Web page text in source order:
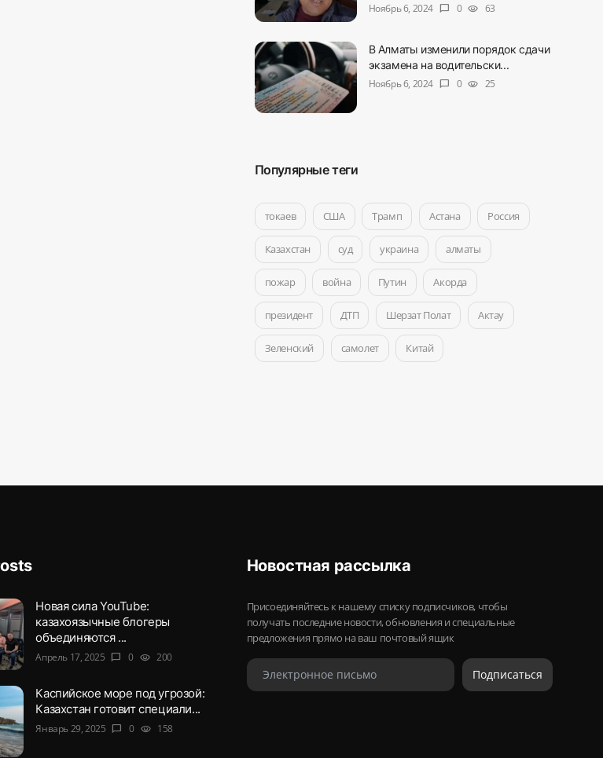
Ноябрь 6, 2024
chat_bubble 0 visibility 63
В Алматы изменили порядок сдачи
экзамена на водительски...
Ноябрь 6, 2024
chat_bubble 0 visibility 25
Популярные теги
токаев США Трамп Астана Россия
Казахстан суд украина алматы
пожар война Путин Акорда
президент ДТП Шерзат Полат Актау
Зеленский самолет Китай
Новая сила YouTube:
казахоязычные блогеры
объединяются ...
Апрель 17, 2025 chat_bubble 0 visibility 200
Каспийское море под угрозой:
Казахстан готовит специали...
Январь 29, 2025 chat_bubble 0 visibility 158
Новостная рассылка
Присоединяйтесь к нашему списку подписчиков, чтобы
получать последние новости, обновления и специальные
предложения прямо на ваш почтовый ящик
Подписаться